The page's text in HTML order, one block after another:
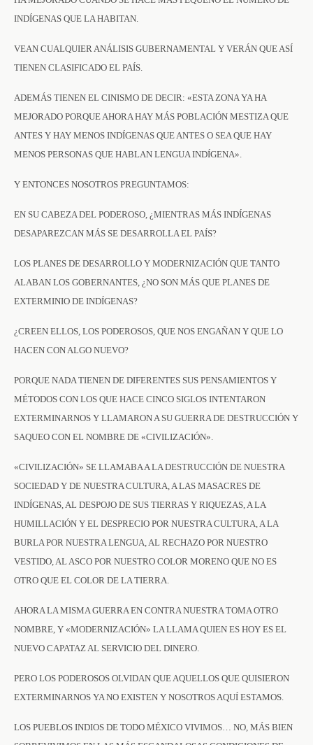
INDÍGENAS QUE LA HABITAN.
VEAN CUALQUIER ANÁLISIS GUBERNAMENTAL Y VERÁN QUE ASÍ
TIENEN CLASIFICADO EL PAÍS.
ADEMÁS TIENEN EL CINISMO DE DECIR: «ESTA ZONA YA HA
MEJORADO PORQUE AHORA HAY MÁS POBLACIÓN MESTIZA QUE
ANTES Y HAY MENOS INDÍGENAS QUE ANTES O SEA QUE HAY
MENOS PERSONAS QUE HABLAN LENGUA INDÍGENA».
Y ENTONCES NOSOTROS PREGUNTAMOS:
EN SU CABEZA DEL PODEROSO, ¿MIENTRAS MÁS INDÍGENAS
DESAPAREZCAN MÁS SE DESARROLLA EL PAÍS?
LOS PLANES DE DESARROLLO Y MODERNIZACIÓN QUE TANTO
ALABAN LOS GOBERNANTES, ¿NO SON MÁS QUE PLANES DE
EXTERMINIO DE INDÍGENAS?
¿CREEN ELLOS, LOS PODEROSOS, QUE NOS ENGAÑAN Y QUE LO
HACEN CON ALGO NUEVO?
PORQUE NADA TIENEN DE DIFERENTES SUS PENSAMIENTOS Y
MÉTODOS CON LOS QUE HACE CINCO SIGLOS INTENTARON
EXTERMINARNOS Y LLAMARON A SU GUERRA DE DESTRUCCIÓN Y
SAQUEO CON EL NOMBRE DE «CIVILIZACIÓN».
«CIVILIZACIÓN» SE LLAMABA A LA DESTRUCCIÓN DE NUESTRA
SOCIEDAD Y DE NUESTRA CULTURA, A LAS MASACRES DE
INDÍGENAS, AL DESPOJO DE SUS TIERRAS Y RIQUEZAS, A LA
HUMILLACIÓN Y EL DESPRECIO POR NUESTRA CULTURA, A LA
BURLA POR NUESTRA LENGUA, AL RECHAZO POR NUESTRO
VESTIDO, AL ASCO POR NUESTRO COLOR MORENO QUE NO ES
OTRO QUE EL COLOR DE LA TIERRA.
AHORA LA MISMA GUERRA EN CONTRA NUESTRA TOMA OTRO
NOMBRE, Y «MODERNIZACIÓN» LA LLAMA QUIEN ES HOY ES EL
NUEVO CAPATAZ AL SERVICIO DEL DINERO.
PERO LOS PODEROSOS OLVIDAN QUE AQUELLOS QUE QUISIERON
EXTERMINARNOS YA NO EXISTEN Y NOSOTROS AQUÍ ESTAMOS.
LOS PUEBLOS INDIOS DE TODO MÉXICO VIVIMOS… NO, MÁS BIEN